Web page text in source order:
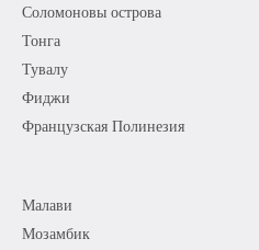
Соломоновы острова
Тонга
Тувалу
Фиджи
Французская Полинезия
Малави
Мозамбик